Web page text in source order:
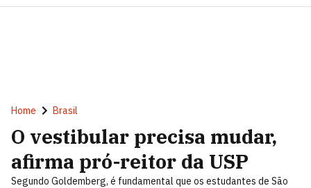
Home Brasil
O vestibular precisa mudar,
afirma pró-reitor da USP
Segundo Goldemberg, é fundamental que os estudantes de São